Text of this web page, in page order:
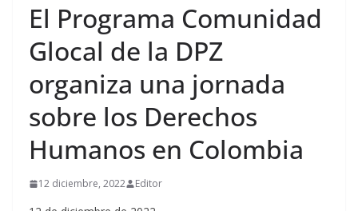
El Programa Comunidad
Glocal de la DPZ
organiza una jornada
sobre los Derechos
Humanos en Colombia
12 diciembre, 2022 Editor